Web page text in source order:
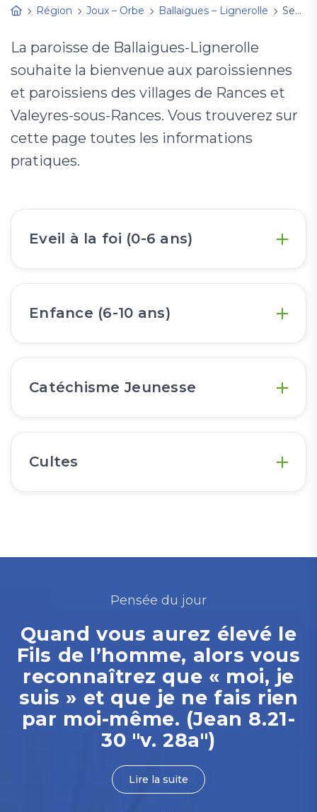
Région
Joux – Orbe Ballaigues – Lignerolle Secteur Rances
La paroisse de Ballaigues-Lignerolle
souhaite la bienvenue aux paroissiennes
et paroissiens des villages de Rances et
Valeyres-sous-Rances. Vous trouverez sur
cette page toutes les informations
pratiques.
Eveil à la foi (0-6 ans)
Enfance (6-10 ans)
Catéchisme Jeunesse
Cultes
Pensée du jour
Quand vous aurez élevé le
Fils de l’homme, alors vous
reconnaîtrez que « moi, je
suis » et que je ne fais rien
par moi-même. (Jean 8.21-
30 "v. 28a")
Lire la suite